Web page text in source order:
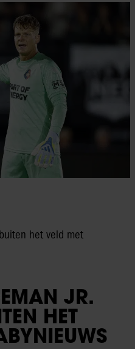
het veld met
JR.
HET